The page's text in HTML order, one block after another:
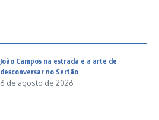
João Campos na estrada e a arte de
desconversar no Sertão
6 de agosto de 2026